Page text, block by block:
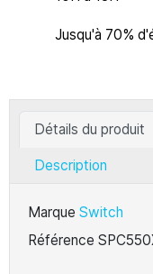
Jusqu'à 70%
Détails du produit
Description
Marque Switch
Référence